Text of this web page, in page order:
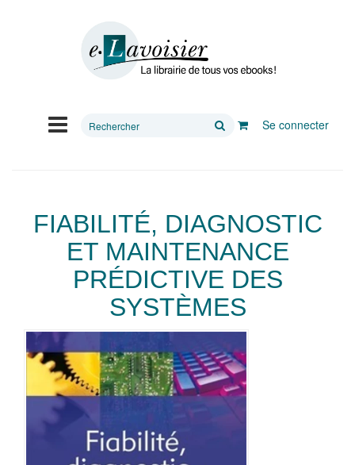
Rechercher
Se connecter
FIABILITÉ, DIAGNOSTIC
ET MAINTENANCE
PRÉDICTIVE DES
SYSTÈMES